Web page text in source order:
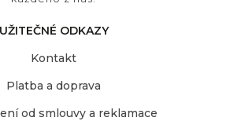
UŽITEČNÉ ODKAZY
Kontakt
Platba a doprava
od smlouvy a reklamace